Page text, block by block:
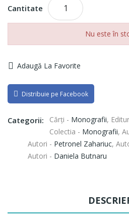
Cantitate
Nu este în
Adaugă La Favorite
Distribuie pe Facebook
Categorii: Cărți - Monografii,
Colectia - Monografii,
Autori - Petronel Zahariuc,
Autori - Daniela Butnaru